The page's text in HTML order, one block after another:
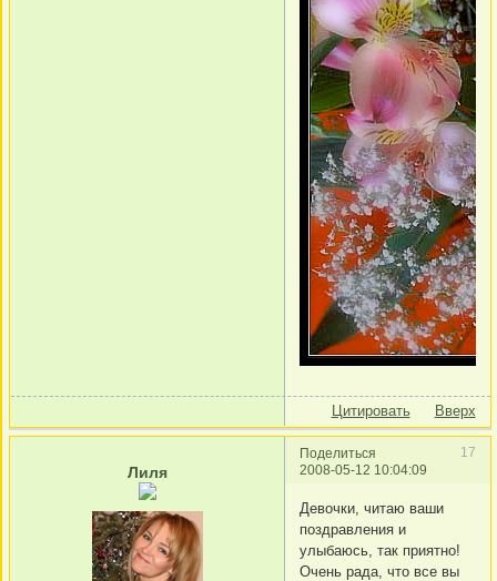
Цитировать Вверх
Поделиться
17
2008-05-12 10:04:09
Лиля
Девочки, читаю ваши
поздравления и
улыбаюсь, так приятно!
Очень рада, что все вы